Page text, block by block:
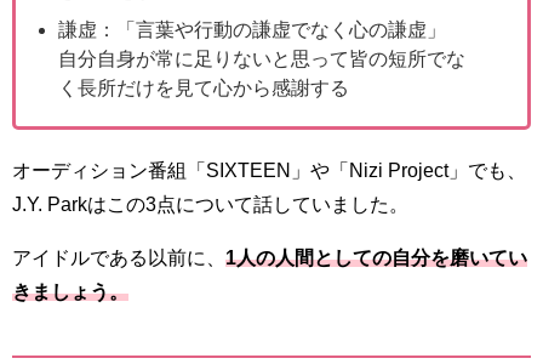
謙虚：「言葉や行動の謙虚でなく心の謙虚」
自分自身が常に足りないと思って皆の短所でな
く長所だけを見て心から感謝する
オーディション番組「SIXTEEN」や「Nizi Project」でも、
J.Y. Parkはこの3点について話していました。
アイドルである以前に、 1人の人間としての自分を磨いてい
きましょう。